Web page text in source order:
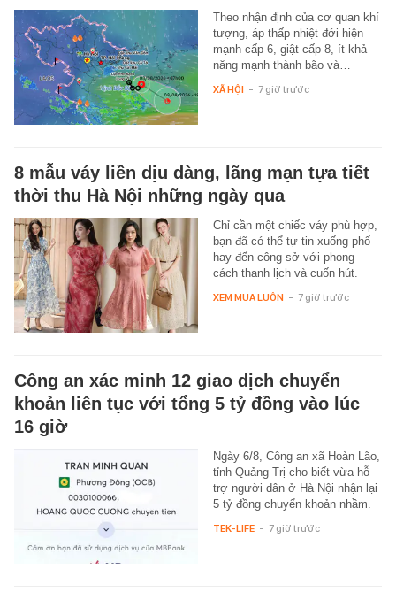
Theo nhận định của cơ quan khí
tượng, áp thấp nhiệt đới hiện
mạnh cấp 6, giật cấp 8, ít khả
năng mạnh thành bão và…
XÃ HỘI - 7 giờ trước
8 mẫu váy liền dịu dàng, lãng mạn tựa tiết
thời thu Hà Nội những ngày qua
Chỉ cần một chiếc váy phù hợp,
bạn đã có thể tự tin xuống phố
hay đến công sở với phong
cách thanh lịch và cuốn hút.
XEM MUA LUÔN - 7 giờ trước
Công an xác minh 12 giao dịch chuyển
khoản liên tục với tổng 5 tỷ đồng vào lúc
16 giờ
Ngày 6/8, Công an xã Hoàn Lão,
tỉnh Quảng Trị cho biết vừa hỗ
trợ người dân ở Hà Nội nhận lại
5 tỷ đồng chuyển khoản nhầm.
TEK-LIFE - 7 giờ trước